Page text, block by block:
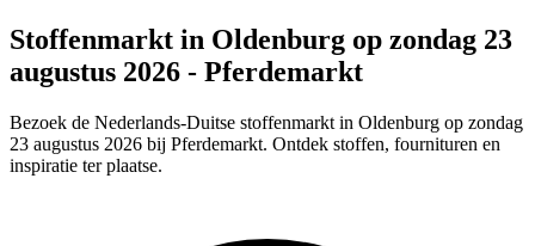
Stoffenmarkt in Oldenburg op zondag 23
augustus 2026 - Pferdemarkt
Bezoek de Nederlands-Duitse stoffenmarkt in Oldenburg op zondag
23 augustus 2026 bij Pferdemarkt. Ontdek stoffen, fournituren en
inspiratie ter plaatse.